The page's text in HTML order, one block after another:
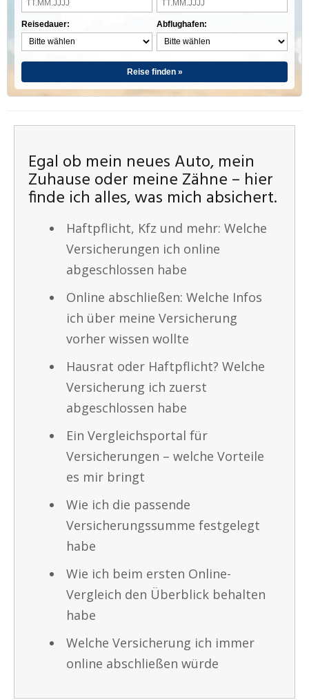
Reisedauer: Abflughafen:
Reise finden »
Egal ob mein neues Auto, mein
Zuhause oder meine Zähne – hier
finde ich alles, was mich absichert.
Haftpflicht, Kfz und mehr: Welche
Versicherungen ich online
abgeschlossen habe
Online abschließen: Welche Infos
ich über meine Versicherung
vorher wissen wollte
Hausrat oder Haftpflicht? Welche
Versicherung ich zuerst
abgeschlossen habe
Ein Vergleichsportal für
Versicherungen – welche Vorteile
es mir bringt
Wie ich die passende
Versicherungssumme festgelegt
habe
Wie ich beim ersten Online-
Vergleich den Überblick behalten
habe
Welche Versicherung ich immer
online abschließen würde